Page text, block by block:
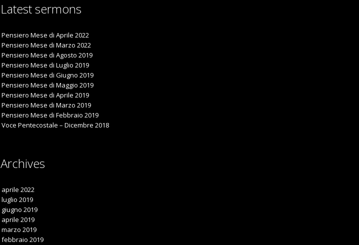
Latest sermons
Pensiero Mese di Aprile 2022
Pensiero Mese di Marzo 2022
Pensiero Mese di Agosto 2019
Pensiero Mese di Luglio 2019
Pensiero Mese di Giugno 2019
Pensiero Mese di Maggio 2019
Pensiero Mese di Aprile 2019
Pensiero Mese di Marzo 2019
Pensiero Mese di Febbraio 2019
Voce Pentecostale – Dicembre 2018
Archives
aprile 2022
luglio 2019
giugno 2019
aprile 2019
marzo 2019
febbraio 2019